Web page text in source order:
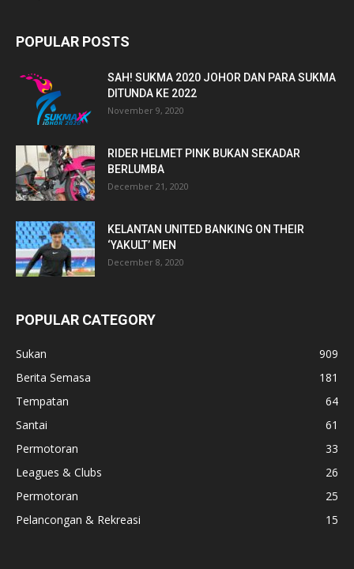
POPULAR POSTS
SAH! SUKMA 2020 JOHOR DAN PARA SUKMA
DITUNDA KE 2022
November 9, 2020
RIDER HELMET PINK BUKAN SEKADAR
BERLUMBA
December 21, 2020
KELANTAN UNITED BANKING ON THEIR
‘YAKULT’ MEN
December 8, 2020
POPULAR CATEGORY
Sukan
909
Berita Semasa
181
Tempatan
64
Santai
61
Permotoran
33
Leagues & Clubs
26
Permotoran
25
Pelancongan & Rekreasi
15